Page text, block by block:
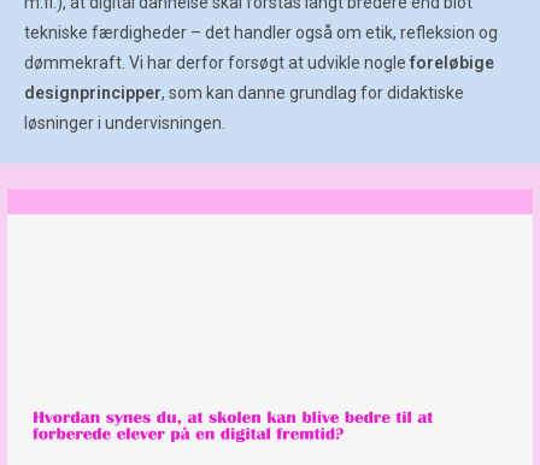
tekniske færdigheder – det handler også om etik, refleksion og
dømmekraft. Vi har derfor forsøgt at udvikle nogle foreløbige
designprincipper, som kan danne grundlag for didaktiske
løsninger i undervisningen.